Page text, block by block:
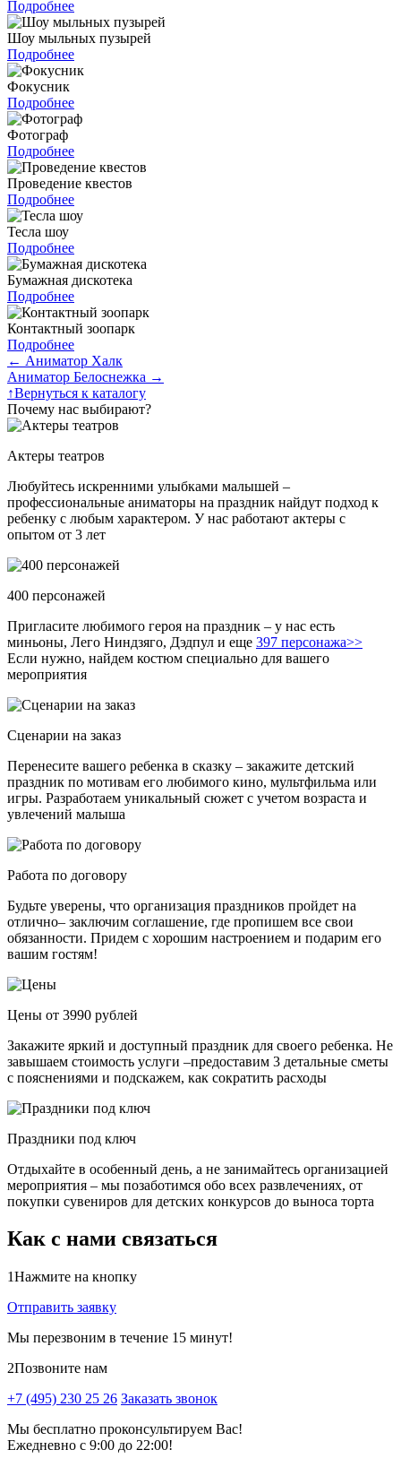
Подробнее
Шоу мыльных пузырей
Подробнее
Фокусник
Подробнее
Фотограф
Подробнее
Проведение квестов
Подробнее
Тесла шоу
Подробнее
Бумажная дискотека
Подробнее
Контактный зоопарк
Подробнее
← Аниматор Халк
Аниматор Белоснежка →
↑Вернуться к каталогу
Почему нас выбирают?
Актеры театров
Любуйтесь искренними улыбками малышей –
профессиональные аниматоры на праздник найдут подход к
ребенку с любым характером. У нас работают актеры с
опытом от 3 лет
400 персонажей
Пригласите любимого героя на праздник – у нас есть
миньоны, Лего Ниндзяго, Дэдпул и еще 397 персонажа>>
Если нужно, найдем костюм специально для вашего
мероприятия
Сценарии на заказ
Перенесите вашего ребенка в сказку – закажите детский
праздник по мотивам его любимого кино, мультфильма или
игры. Разработаем уникальный сюжет с учетом возраста и
увлечений малыша
Работа по договору
Будьте уверены, что организация праздников пройдет на
отлично– заключим соглашение, где пропишем все свои
обязанности. Придем с хорошим настроением и подарим его
вашим гостям!
Цены от 3990 рублей
Закажите яркий и доступный праздник для своего ребенка. Не
завышаем стоимость услуги –предоставим 3 детальные сметы
с пояснениями и подскажем, как сократить расходы
Праздники под ключ
Отдыхайте в особенный день, а не занимайтесь организацией
мероприятия – мы позаботимся обо всех развлечениях, от
покупки сувениров для детских конкурсов до выноса торта
Как с нами связаться
1Нажмите на кнопку
Отправить заявку
Мы перезвоним в течение 15 минут!
2Позвоните нам
+7 (495) 230 25 26 Заказать звонок
Мы бесплатно проконсультируем Вас!
Ежедневно с 9:00 до 22:00!